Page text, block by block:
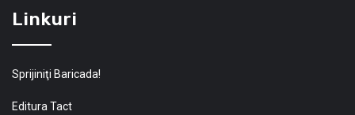
Linkuri
Sprijiniţi Baricada!
Editura Tact